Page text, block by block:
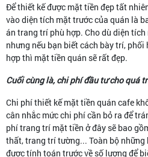
Để thiết kế được mặt tiền đẹp tất
vào diện tích mặt trước của quán là
án trang trí phù hợp. Cho dù diện
nhưng nếu bạn biết cách bày trí,
hợp thì mặt tiền quán sẽ rất đẹp.
Cuối cùng là, chi phí đầu tư cho quá
Chi phí thiết kế mặt tiền quán cafe
cân nhắc mức chi phí cần bỏ ra để
phí trang trí mặt tiền ở đây sẽ bao
thất, trang trí tường... Toàn bộ những
được tính toán trước về số lượng để